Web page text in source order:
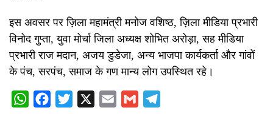
इस अवसर पर ज़िला महामंत्री मनोज वशिष्ठ, ज़िला मीडिया प्रभारी
विनोद गुप्ता, युवा मोर्चा जिला अध्यक्ष शोभित अरोड़ा, सह मीडिया
प्रभारी राज मदान, अजय डुडेजा, अन्य भाजपा कार्यकर्ता और गांवों
के पंच, सरपंच, समाज के गण मान्य लोग उपस्थित रहे।
WhatsAppFacebook
Twitter Email Gmail